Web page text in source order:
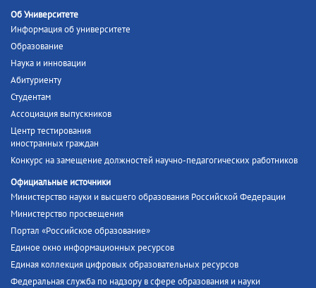
Об Университете
Информация об университете
Образование
Наука и инновации
Абитуриенту
Студентам
Ассоциация выпускников
Центр тестирования
иностранных граждан
Конкурс на замещение должностей научно-педагогических работников
Официальные источники
Министерство науки и высшего образования Российской Федерации
Министерство просвещения
Портал «Российское образование»
Единое окно информационных ресурсов
Единая коллекция цифровых образовательных ресурсов
Федеральная служба по надзору в сфере образования и науки